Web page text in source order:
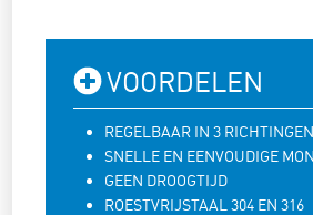
VOORDELEN
REGELBAAR IN 3 RICHTINGEN
SNELLE EN EENVOUDIGE
GEEN DROOGTIJD
ROESTVRIJSTAAL 304 EN 316